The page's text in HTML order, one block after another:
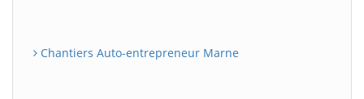
Chantiers Auto-entrepreneur Marne